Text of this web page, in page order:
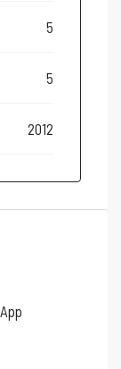
5
5
2012